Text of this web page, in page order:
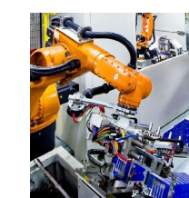
2,8
млрд
долл.
в
производственную
базу
на
северо-
востоке
Китая